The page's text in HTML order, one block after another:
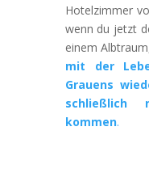
Hotelzimmer
wenn du jetzt
einem
mit der
Grauens
schließlich
kommen.